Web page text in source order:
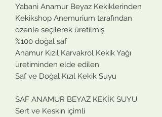
Yabani Anamur Beyaz Kekiklerinden
Kekikshop Anemurium tarafından
özenle seçilerek üretilmiş
%100 doğal saf
Anamur Kızıl Karvakrol Kekik Yağı
üretiminden elde edilen
Saf ve Doğal Kızıl Kekik Suyu
SAF ANAMUR BEYAZ KEKİK SUYU
Sert ve Keskin içimli